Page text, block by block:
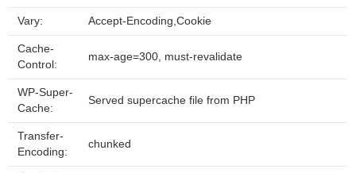
Vary: Accept-Encoding,Cookie
Cache-
Control:
max-age=300, must-revalidate
WP-Super-
Cache:
Served supercache file from PHP
Transfer-
Encoding:
chunked